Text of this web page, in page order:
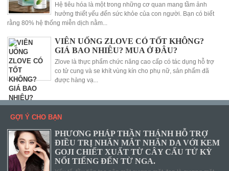
Hệ tiêu hóa là một trong những cơ quan mang tầm ảnh
hưởng thiết yếu đến sức khỏe của con người. Bạn có biết
rằng 80% hệ thống miễn dịch nằm...
VIÊN UỐNG ZLOVE CÓ TỐT KHÔNG?
GIÁ BAO NHIÊU? MUA Ở ĐÂU?
Zlove là thực phẩm chức năng cao cấp có tác dụng hỗ trợ
co tử cung và se khít vùng kín cho phụ nữ, sản phẩm đã
được hàng vạ...
GỢI Ý CHO BẠN
PHƯƠNG PHÁP THẦN THÁNH HỖ TRỢ
ĐIỀU TRỊ NHĂN MẮT NHĂN DA VỚI KEM
GOJI CHIẾT XUẤT TỪ CÂY CẨU TỬ KỲ
NỔI TIẾNG ĐẾN TỪ NGA.